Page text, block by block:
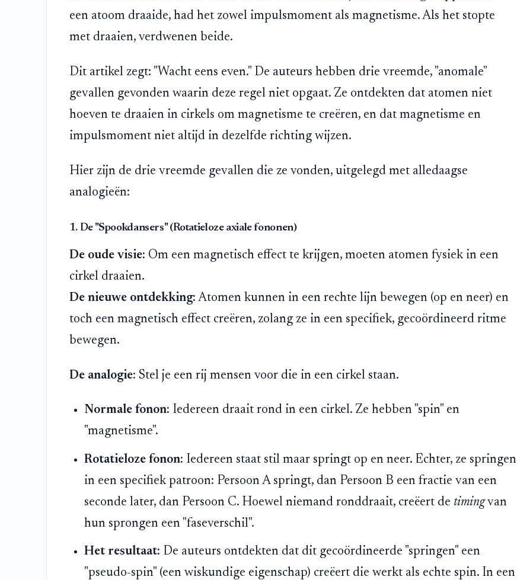
een atoom draaide, had het zowel impulsmoment als magnetisme. Als het stopte
met draaien, verdwenen beide.
Dit artikel zegt: "Wacht eens even." De auteurs hebben drie vreemde, "anomale"
gevallen gevonden waarin deze regel niet opgaat. Ze ontdekten dat atomen niet
hoeven te draaien in cirkels om magnetisme te creëren, en dat magnetisme en
impulsmoment niet altijd in dezelfde richting wijzen.
Hier zijn de drie vreemde gevallen die ze vonden, uitgelegd met alledaagse
analogieën:
1. De "Spookdansers" (Rotatieloze axiale fononen)
De oude visie: Om een magnetisch effect te krijgen, moeten atomen fysiek in een
cirkel draaien.
De nieuwe ontdekking: Atomen kunnen in een rechte lijn bewegen (op en neer) en
toch een magnetisch effect creëren, zolang ze in een specifiek, gecoördineerd ritme
bewegen.
De analogie: Stel je een rij mensen voor die in een cirkel staan.
Normale fonon: Iedereen draait rond in een cirkel. Ze hebben "spin" en
"magnetisme".
Rotatieloze fonon: Iedereen staat stil maar springt op en neer. Echter, ze springen
in een specifiek patroon: Persoon A springt, dan Persoon B een fractie van een
seconde later, dan Persoon C. Hoewel niemand ronddraait, creëert de timingvan
hun sprongen een "faseverschil".
Het resultaat: De auteurs ontdekten dat dit gecoördineerde "springen" een
"pseudo-spin" (een wiskundige eigenschap) creëert die werkt als echte spin. In een